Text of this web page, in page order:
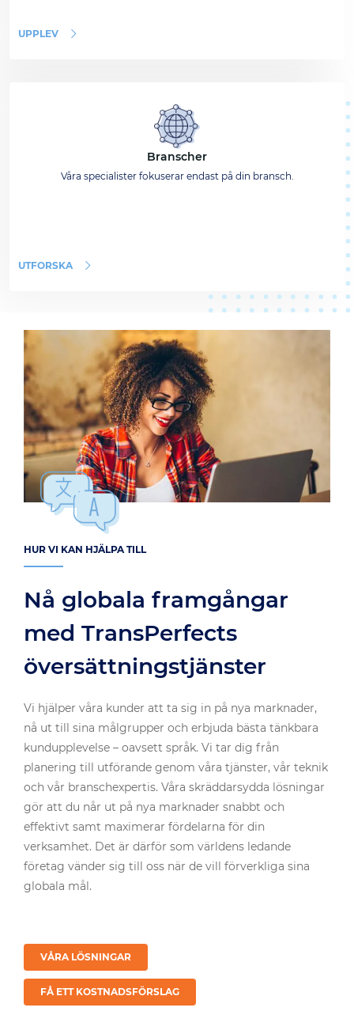
UPPLEV
Branscher
Våra specialister fokuserar endast på din bransch.
UTFORSKA
HUR VI KAN HJÄLPA TILL
Nå globala framgångar
med TransPerfects
översättningstjänster
Vi hjälper våra kunder att ta sig in på nya marknader,
nå ut till sina målgrupper och erbjuda bästa tänkbara
kundupplevelse – oavsett språk. Vi tar dig från
planering till utförande genom våra tjänster, vår teknik
och vår branschexpertis. Våra skräddarsydda lösningar
gör att du når ut på nya marknader snabbt och
effektivt samt maximerar fördelarna för din
verksamhet. Det är därför som världens ledande
företag vänder sig till oss när de vill förverkliga sina
globala mål.
VÅRA LÖSNINGAR
FÅ ETT KOSTNADSFÖRSLAG